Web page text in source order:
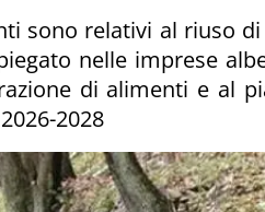
sono relativi al riuso
nelle imprese
di alimenti e al
2028